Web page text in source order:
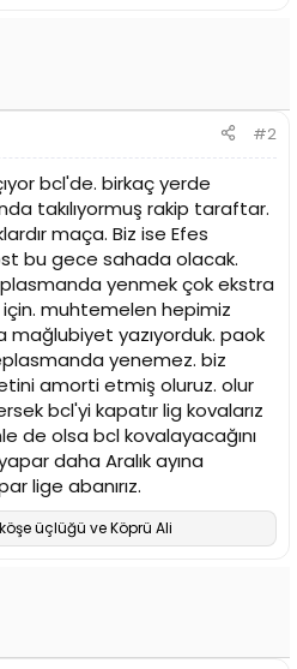
#2
bcl'de. birkaç yerde
takılıyormuş rakip taraftar.
maça. Biz ise Efes
bu gece sahada olacak.
yenmek çok ekstra
muhtemelen hepimiz
mağlubiyet yazıyorduk. paok
yenemez. biz
amorti etmiş oluruz. olur
bcl'yi kapatır lig kovalarız
de olsa bcl kovalayacağını
daha Aralık ayına
lige abanırız.
köşe üçlüğü veKöprü Ali